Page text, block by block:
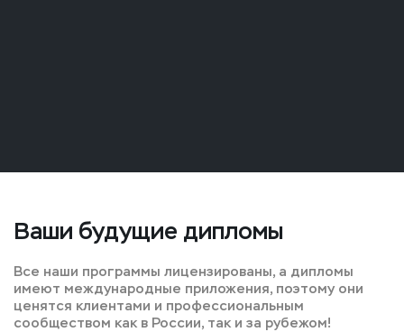
Ваши будущие дипломы
Все наши программы лицензированы, а дипломы
имеют международные приложения, поэтому они
ценятся клиентами и профессиональным
сообществом как в России, так и за рубежом!